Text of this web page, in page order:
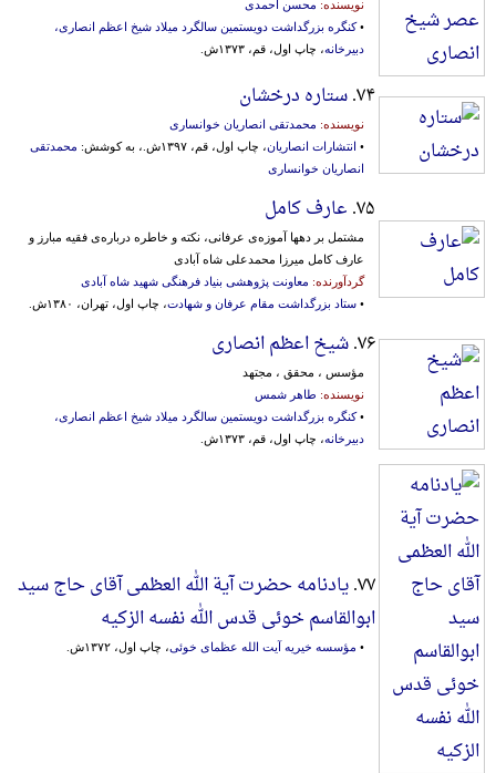
نویسنده: محسن احمدی
•کنگره بزرگداشت دویستمین سالگرد میلاد شیخ اعظم انصاری،
دبیرخانه، چاپ اول، قم، ۱۳۷۳ش.
۷۴. ستاره درخشان
نویسنده: محمدتقی انصاریان خوانساری
• انتشارات انصاریان، چاپ اول، قم، ۱۳۹۷ش.، به کوشش:
محمدتقی
انصاریان خوانساری
۷۵. عارف کامل
مشتمل‌ بر دهها آموزه‌ی‌ عرفانی‌، نکته‌ و خاطره‌ درباره‌ی‌ فقیه‌ مبارز و
عارف‌ کامل‌ میرزا محمدعلی‌ شاه آبادی
گردآورنده: معاونت پژوهشی بنیاد فرهنگی‌ شهید شاه‌ آبادی‌
• ستاد بزرگداشت مقام عرفان و شهادت، چاپ اول، تهران، ۱۳۸۰ش.
۷۶. شیخ اعظم انصاری
مؤسس ، محقق ، مجتهد
نویسنده: طاهر شمس
•کنگره بزرگداشت دویستمین سالگرد میلاد شیخ اعظم انصاری،
دبیرخانه، چاپ اول، قم، ۱۳۷۳ش.
۷۷. یادنامه حضرت آیة الله العظمی آقای‌ حاج‌ سید
ابوالقاسم‌ خوئی‌ قدس ‌الله‌ نفسه‌ الزکیه‌
• مؤسسه خیریه آیت الله عظمای خوئی، چاپ اول، ۱۳۷۲ش.